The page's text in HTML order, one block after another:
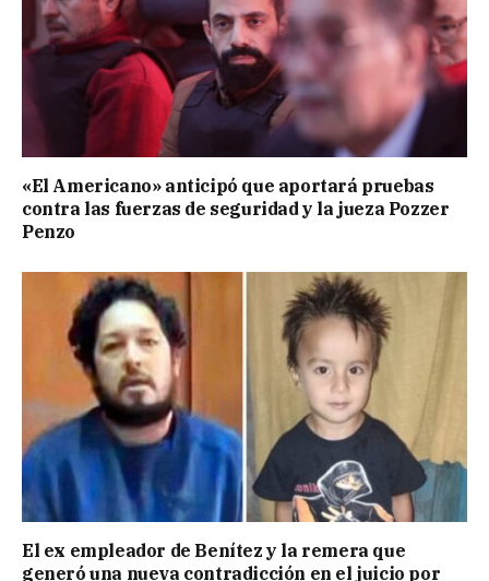
«El Americano» anticipó que aportará pruebas
contra las fuerzas de seguridad y la jueza Pozzer
Penzo
El ex empleador de Benítez y la remera que
generó una nueva contradicción en el juicio por